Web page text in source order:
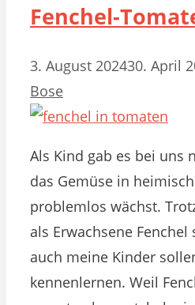
Fenchel-
3. August 202430. April
Bose
Als Kind gab es bei uns
das Gemüse in
problemlos wächst.
als Erwachsene
auch meine Kinder
kennenlernen. Weil